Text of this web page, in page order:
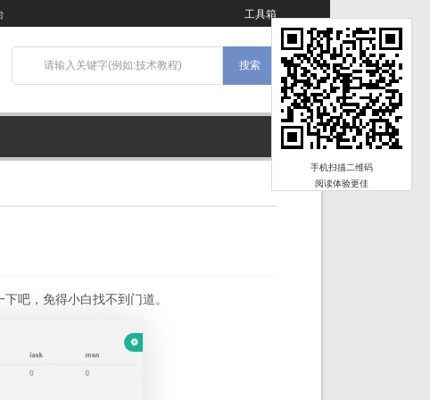
工具箱
吧，免得小白找不到门道。
手机扫描二维码
阅读体验更佳